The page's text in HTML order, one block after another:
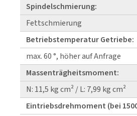
Spindelschmierung:
Fettschmierung
Betriebstemperatur Getriebe:
max. 60 °, höher auf Anfrage
Massenträgheitsmoment:
N: 11,5 kg cm² / L: 7,99 kg cm²
Eintriebsdrehmoment (bei